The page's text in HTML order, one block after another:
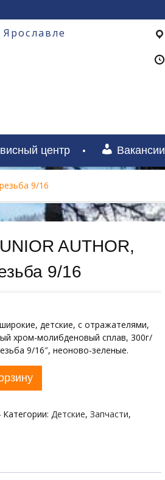
центр Вакансии
9/16
AUTHOR,
9/16
детские, с отражателями,
хром-молибденовый сплав, 300г/
9/16″, неоново-зеленые.
Категории: Детские, Запчасти,